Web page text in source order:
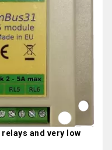
relays and very low